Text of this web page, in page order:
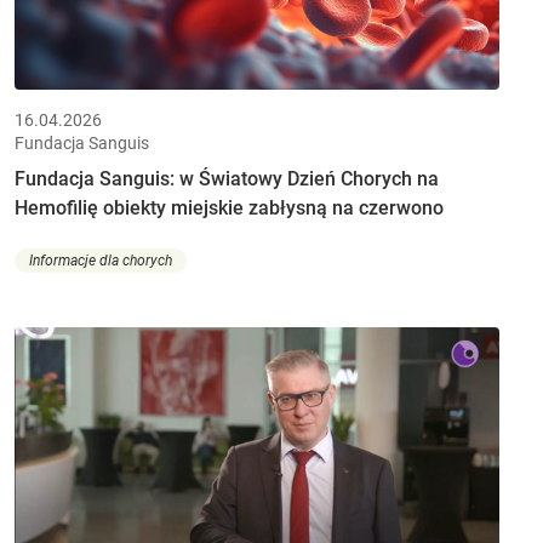
16.04.2026
Fundacja Sanguis
Fundacja Sanguis: w Światowy Dzień Chorych na
Hemofilię obiekty miejskie zabłysną na czerwono
Informacje dla chorych